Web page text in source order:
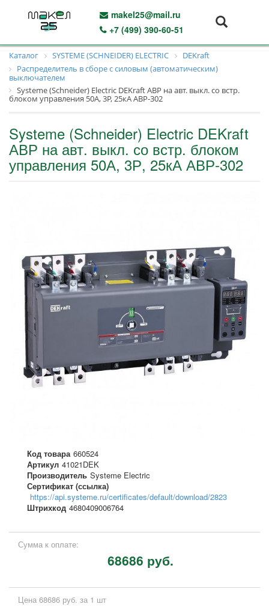
makel25@mail.ru
+7 (499) 390-60-51
Каталог SYSTEME (SCHNEIDER) ELECTRIC
DEKraft
Распределитель в сборе с силовым (автоматическим)
выключателем
Systeme (Schneider) Electric DEKraft АВР на авт. выкл. со встр.
блоком управления 50А, 3Р, 25кА АВР-302
Systeme (Schneider) Electric DEKraft
АВР на авт. выкл. со встр. блоком
управления 50А, 3Р, 25кА АВР-302
Код товара 660524
Артикул 41021DEK
Производитель Systeme Electric
Сертификат (ссылка)
https://api.systeme.ru/certificates/default/download/2823
Штрихкод 4680409006764
Сумма к оплате:
68686 руб.
Цена 68686 руб. за 1 шт